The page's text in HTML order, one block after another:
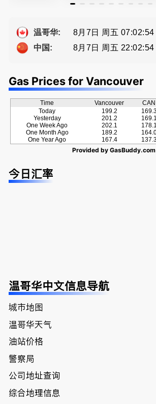
服务
地产专业持
Sophia Fan
资产规划管
经验买卖
佣
温哥华:
8月7日 周五 07:02:54
中国:
8月7日 周五 22:02:54
Gas Prices for Vancouver
Time Vancouver CAN
Today
Yesterday
One Week Ago
One Month Ago
One Year Ago
199.2
201.2
202.1
189.2
167.4
169.1
178.1
Provided by GasBuddy.com
今日汇率
温哥华中文信息导航
城市地图
温哥华天气
油站价格
警察局
公司地址查询
综合地理信息